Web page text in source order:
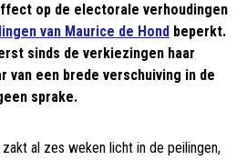
op de electorale verhoudingen
van Maurice de Hond beperkt.
sinds de verkiezingen haar
van een brede verschuiving in de
sprake.
al zes weken licht in de peilingen,